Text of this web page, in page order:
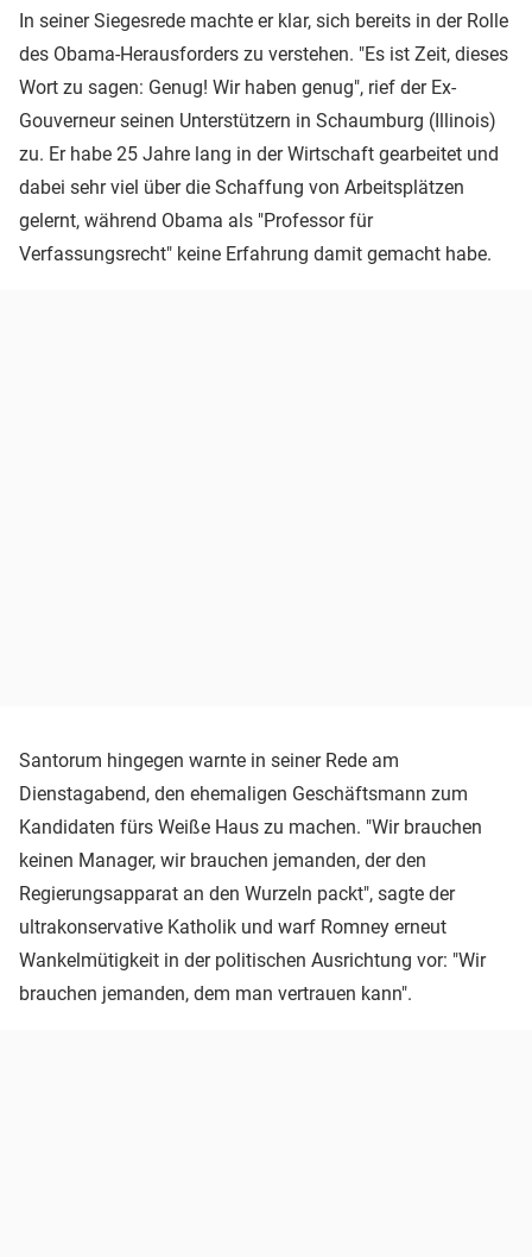
In seiner Siegesrede machte er klar, sich bereits in der Rolle
des Obama-Herausforders zu verstehen. "Es ist Zeit, dieses
Wort zu sagen: Genug! Wir haben genug", rief der Ex-
Gouverneur seinen Unterstützern in Schaumburg (Illinois)
zu. Er habe 25 Jahre lang in der Wirtschaft gearbeitet und
dabei sehr viel über die Schaffung von Arbeitsplätzen
gelernt, während Obama als "Professor für
Verfassungsrecht" keine Erfahrung damit gemacht habe.
Santorum hingegen warnte in seiner Rede am
Dienstagabend, den ehemaligen Geschäftsmann zum
Kandidaten fürs Weiße Haus zu machen. "Wir brauchen
keinen Manager, wir brauchen jemanden, der den
Regierungsapparat an den Wurzeln packt", sagte der
ultrakonservative Katholik und warf Romney erneut
Wankelmütigkeit in der politischen Ausrichtung vor: "Wir
brauchen jemanden, dem man vertrauen kann".